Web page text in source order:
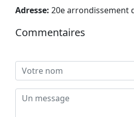
Adresse: 20e arrondissement
Commentaires